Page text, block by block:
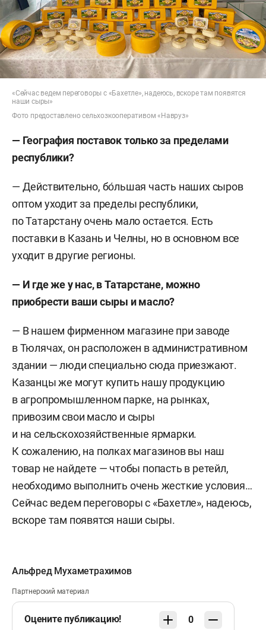
«Сейчас ведем переговоры с «Бахетле», надеюсь, вскоре там появятся
наши сыры»
Фото предоставлено сельхозкооперативом «Навруз»
— География поставок только за пределами
республики?
— Действительно, бо́льшая часть наших сыров
оптом уходит за пределы республики,
по Татарстану очень мало остается. Есть
поставки в Казань и Челны, но в основном все
уходит в другие регионы.
— И где же у нас, в Татарстане, можно
приобрести ваши сыры и масло?
— В нашем фирменном магазине при заводе
в Тюлячах, он расположен в административном
здании — люди специально сюда приезжают.
Казанцы же могут купить нашу продукцию
в агропромышленном парке, на рынках,
привозим свои масло и сыры
и на сельскохозяйственные ярмарки.
К сожалению, на полках магазинов вы наш
товар не найдете — чтобы попасть в ретейл,
необходимо выполнить очень жесткие условия…
Сейчас ведем переговоры с «Бахетле», надеюсь,
вскоре там появятся наши сыры.
Альфред Мухаметрахимов
Партнерский материал
Оцените публикацию! 0